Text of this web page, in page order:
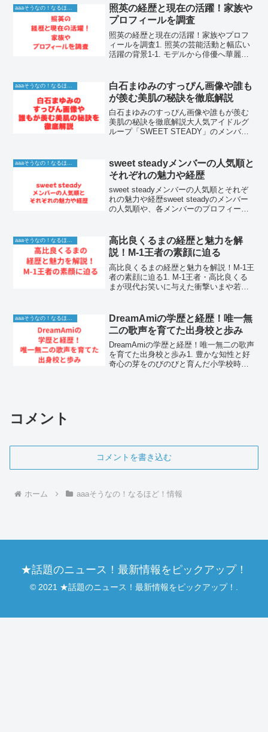
不能な行動は、テレビ番組やSNSで多く
の視聴者を虜にして...
aaaそうなの！なるほど！情報
照英の経歴と現在の活躍！家族や
プロフィールを調査
照英の経歴と現在の活躍！家族やプロフ
ィールを調査1. 照英の芸能活動と幅広い
活躍の背景1-1. モデルから俳優へ華麗な
芸能界でのキャリアをスタートさせまし
た。その際立っ...
白石まゆみのすっぴん画像や誰も
が羨む美肌の秘訣を徹底解説
白石まゆみのすっぴん画像や誰もが羨む
美肌の秘訣を徹底解説大人気アイドルグ
ループ「SWEET STEADY」のメンバー
いて気になっているファンの方も多いの
ではないでしょう...
aaaそうなの！なるほど！情報
sweet steadyメンバーの人気順と
それぞれの魅力や経歴
sweet steadyメンバーの人気順とそれぞ
れの魅力や経歴sweet steadyのメンバー
の人気順や、各メンバーのプロフィール
steadyの人気順はSNSのフォ...
aaaそうなの！なるほど！情報
高比良くるまの経歴と魅力を解
説！M-1王者の素顔に迫る
高比良くるまの経歴と魅力を解説！M-1王
者の素顔に迫る1. M-1王者・高比良くる
まが現代お笑いに与えた衝撃いまや若手
比良くるまさん。M-1グランプリでの優勝
は、彼らが...
DreamAmiの学歴と経歴！唯一無
二の歌声を育てた出身校と歩み
DreamAmiの学歴と経歴！唯一無二の歌声
を育てた出身校と歩み1. 豊かな知性と好
奇心の芽をのびのびと育んだ小学校時代
コメント
コメントを書き込む
ホーム aaaそうなの！なるほど！情報
★話題のニュース！最新情報をピックアップ！
© 2021 ★話題のニュース！最新情報をピックアップ！.